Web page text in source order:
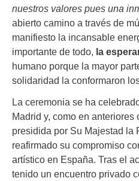
nuestros valores pues una
abierto camino a través de
manifiesto la incansable
importante de todo, la
humano porque la mayor
solidaridad la conformaron
La ceremonia se ha
Madrid y, como en anteriores
presidida por Su Majestad la
reafirmado su compromiso
artístico en España. Tras el
tenido un encuentro privado